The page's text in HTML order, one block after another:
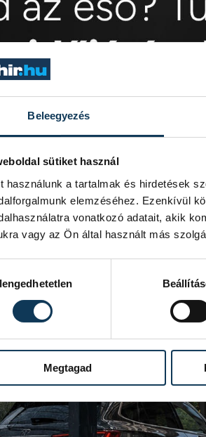
Beleegyezés
sütiket használ
használunk a tartalmak és hirdetések
elemzéséhez. Ezenkívül
vonatkozó adatait, akik
vagy az Ön által használt más
Megtagad